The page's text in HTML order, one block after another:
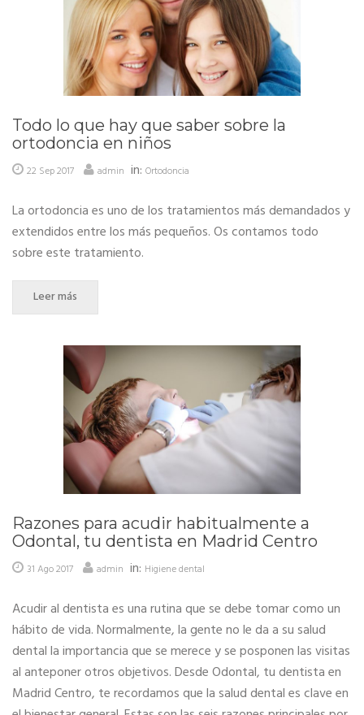
Todo lo que hay que saber sobre la
ortodoncia en niños
22 Sep 2017 admin in: Ortodoncia
La ortodoncia es uno de los tratamientos más demandados y
extendidos entre los más pequeños. Os contamos todo
sobre este tratamiento.
Leer más
Razones para acudir habitualmente a
Odontal, tu dentista en Madrid Centro
31 Ago 2017 admin in: Higiene dental
Acudir al dentista es una rutina que se debe tomar como un
hábito de vida. Normalmente, la gente no le da a su salud
dental la importancia que se merece y se posponen las visitas
al anteponer otros objetivos. Desde Odontal, tu dentista en
Madrid Centro, te recordamos que la salud dental es clave en